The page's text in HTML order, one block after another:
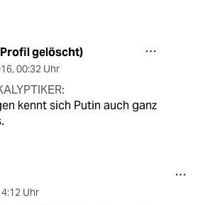
gelöscht)
, 00:32 Uhr
kennt sich Putin auch ganz
Uhr